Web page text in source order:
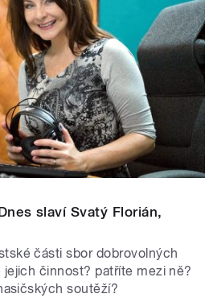
slaví Svatý Florián,
části sbor dobrovolných
činnost? patříte mezi ně?
soutěží?